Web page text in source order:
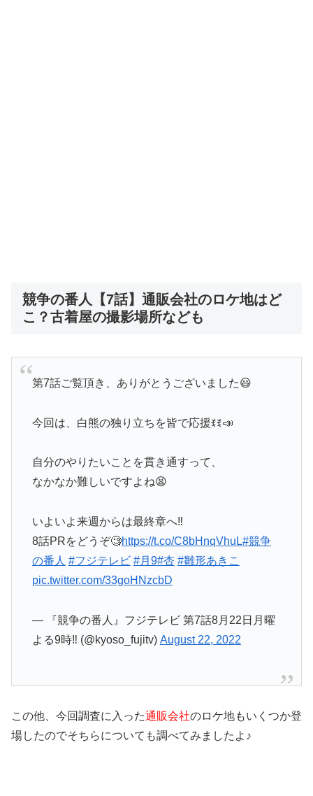
競争の番人【7話】通販会社のロケ地はど
こ？古着屋の撮影場所なども
第7話ご覧頂き、ありがとうございました😃
今回は、白熊の独り立ちを皆で応援ꉂꉂ📣
自分のやりたいことを貫き通すって、
なかなか難しいですよね😫
いよいよ来週からは最終章へ‼️
8話PRをどうぞ🧐https://t.co/C8bHnqVhuL#競争
の番人 #フジテレビ #月9#杏 #雛形あきこ
pic.twitter.com/33goHNzcbD
— 『競争の番人』フジテレビ 第7話8月22日月曜
よる9時‼️ (@kyoso_fujitv) August 22, 2022
この他、今回調査に入った通販会社のロケ地もいくつか登
場したのでそちらについても調べてみましたよ♪